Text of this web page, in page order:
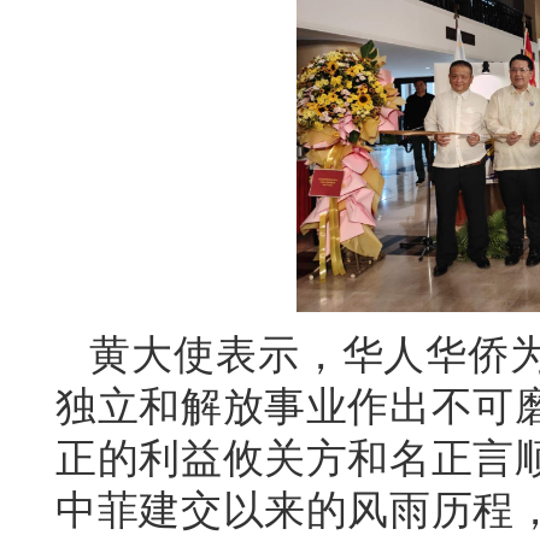
黄大使表示，华人华侨
独立和解放事业作出不可
正的利益攸关方和名正言
中菲建交以来的风雨历程